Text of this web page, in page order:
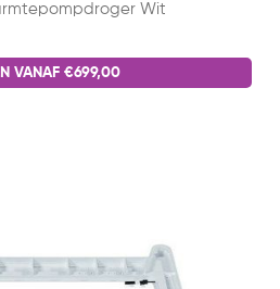
Wit
VANAF €699,00